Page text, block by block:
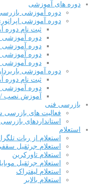
دوره های آموزشی
دوره آموزشی
دوره آموزشی
ثبت نام دوره
دوره آموزشی
دوره آموزشی
دوره آموزشی
دوره آموزشی
دوره آموزشی
ثبت نام دوره
دوره آموزشی
آموزش نصب / Lifting Plan
بازرسی فنی
فعالیت های
استانداردهای
استعلام
استعلام از ربات
استعلام جرثقیل
استعلام تاورکرین
استعلام جرثقیل
استعلام لیفتراک
استعلام بالابر